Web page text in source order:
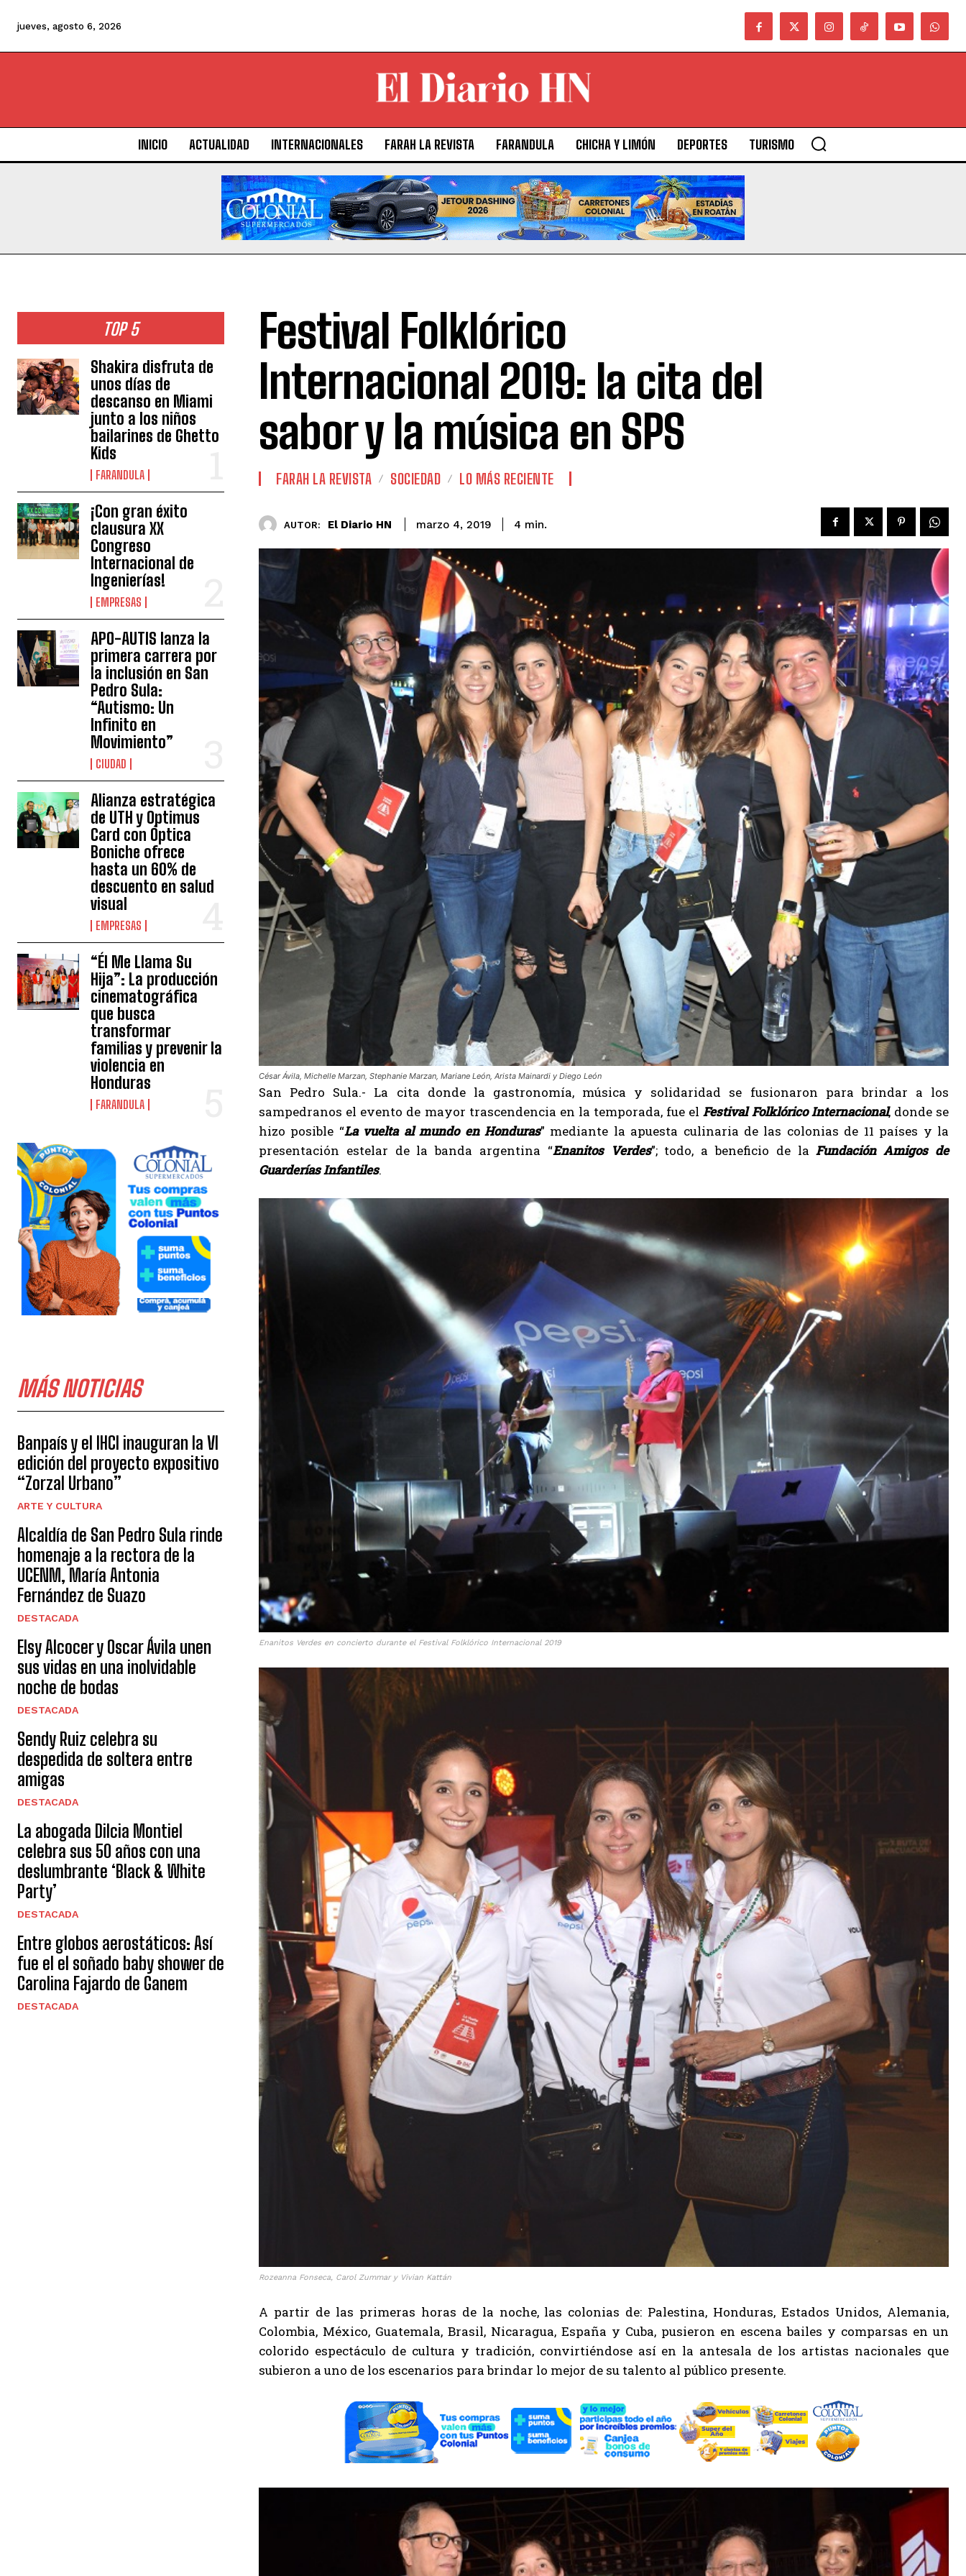
jueves, agosto 6, 2026
INICIO ACTUALIDAD INTERNACIONALES FARAH LA REVISTA FARANDULA CHICHA Y LIMÓN DEPORTES TURISMO
TOP 5
Shakira disfruta de
unos días de
descanso en Miami
junto a los niños
bailarines de Ghetto
Kids
FARANDULA
¡Con gran éxito
clausura XX
Congreso
Internacional de
Ingenierías!
EMPRESAS
APO-AUTIS lanza la
primera carrera por
la inclusión en San
Pedro Sula:
“Autismo: Un
Infinito en
Movimiento”
CIUDAD
Alianza estratégica
de UTH y Optimus
Card con Óptica
Boniche ofrece
hasta un 60% de
descuento en salud
visual
EMPRESAS
“Él Me Llama Su
Hija”: La producción
cinematográfica
que busca
transformar
familias y prevenir la
violencia en
Honduras
FARANDULA
MÁS NOTICIAS
Banpaís y el IHCI inauguran la VI
edición del proyecto expositivo
“Zorzal Urbano”
ARTE Y CULTURA
Alcaldía de San Pedro Sula rinde
homenaje a la rectora de la
UCENM, María Antonia
Fernández de Suazo
DESTACADA
Elsy Alcocer y Oscar Ávila unen
sus vidas en una inolvidable
noche de bodas
DESTACADA
Sendy Ruiz celebra su
despedida de soltera entre
amigas
DESTACADA
La abogada Dilcia Montiel
celebra sus 50 años con una
deslumbrante ‘Black & White
Party’
DESTACADA
Entre globos aerostáticos: Así
fue el el soñado baby shower de
Carolina Fajardo de Ganem
DESTACADA
Festival Folklórico
Internacional 2019: la cita del
sabor y la música en SPS
FARAH LA REVISTA SOCIEDAD LO MÁS RECIENTE
AUTOR: El Diario HN marzo 4, 2019 4 min.
César Ávila, Michelle Marzan, Stephanie Marzan, Mariane León, Arista Mainardi y Diego León
San Pedro Sula.- La cita donde la gastronomía, música y solidaridad se fusionaron para brindar a los
sampedranos el evento de mayor trascendencia en la temporada, fue elFestival Folklórico Internacional, donde se
hizo posible “La vuelta al mundo en Honduras” mediante la apuesta culinaria de las colonias de 11 países y la
presentación estelar de la banda argentina “Enanitos Verdes”; todo, a beneficio de laFundación Amigos de
Guarderías Infantiles.
Enanitos Verdes en concierto durante el Festival Folklórico Internacional 2019
Rozeanna Fonseca, Carol Zummar y Vivian Kattán
A partir de las primeras horas de la noche, las colonias de: Palestina, Honduras, Estados Unidos, Alemania,
Colombia, México, Guatemala, Brasil, Nicaragua, España y Cuba, pusieron en escena bailes y comparsas en un
colorido espectáculo de cultura y tradición, convirtiéndose así en la antesala de los artistas nacionales que
subieron a uno de los escenarios para brindar lo mejor de su talento al público presente.